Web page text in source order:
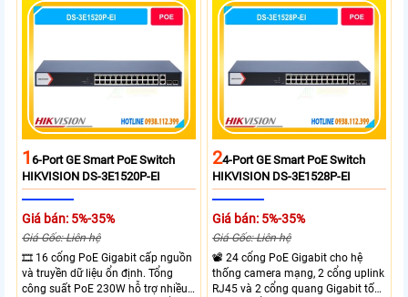
rộng linh hoạt. Hỗ trợ truyền PoE
xa tối đa lên đến 300 mét.
mạnh mẽ.
16-Port GE Smart PoE Switch
HIKVISION DS-3E1520P-EI
Giá bán: 5%-35%
Giá Gốc: Liên hệ
🎞 16 cổng PoE Gigabit cấp nguồn
và truyền dữ liệu ổn định. Tổng
công suất PoE 230W hỗ trợ nhiều
24-Port GE Smart PoE Switch
HIKVISION DS-3E1528P-EI
Giá bán: 5%-35%
Giá Gốc: Liên hệ
📽 24 cổng PoE Gigabit cho hệ
thống camera mạng, 2 cổng uplink
RJ45 và 2 cổng quang Gigabit tốc